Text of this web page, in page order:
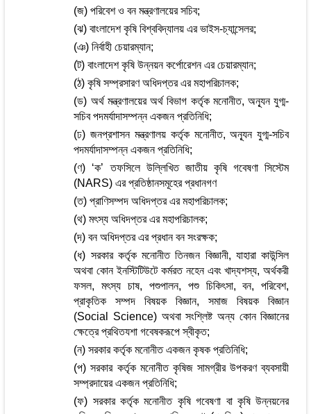
(জ) পরিবেশ ও বন মন্ত্রণালয়ের সচিব;
(ঝ) বাংলাদেশ কৃষি বিশ্ববিদ্যালয় এর ভাইস-চ্যান্সেলর;
(ঞ) নির্বাহী চেয়ারম্যান;
(ট) বাংলাদেশ কৃষি উন্নয়ন কর্পোরেশন এর চেয়ারম্যান;
(ঠ) কৃষি সম্প্রসারণ অধিদপ্তর এর মহাপরিচালক;
(ড) অর্থ মন্ত্রণালয়ের অর্থ বিভাগ কর্তৃক মনোনীত, অন্যূন যুগ্ম-
সচিব পদমর্যাদাসম্পন্ন একজন প্রতিনিধি;
(ঢ) জনপ্রশাসন মন্ত্রণালয় কর্তৃক মনোনীত, অন্যূন যুগ্ম-সচিব
পদমর্যাদাসম্পন্ন একজন প্রতিনিধি;
(ণ) ‘ক’ তফসিলে উল্লিখিত জাতীয় কৃষি গবেষণা সিস্টেম
(NARS) এর প্রতিষ্ঠানসমূহের প্রধানগণ
(ত) প্রাণিসম্পদ অধিদপ্তর এর মহাপরিচালক;
(থ) মৎস্য অধিদপ্তর এর মহাপরিচালক;
(দ) বন অধিদপ্তর এর প্রধান বন সংরক্ষক;
(ধ) সরকার কর্তৃক মনোনীত তিনজন বিজ্ঞানী, যাহারা কাউন্সিল
অথবা কোন ইনস্টিটিউটে কর্মরত নহেন এবং খাদ্যশস্য, অর্থকরী
ফসল, মৎস্য চাষ, পশুপালন, পশু চিকিৎসা, বন, পরিবেশ,
প্রাকৃতিক সম্পদ বিষয়ক বিজ্ঞান, সমাজ বিষয়ক বিজ্ঞান
(Social Science) অথবা সংশ্লিষ্ট অন্য কোন বিজ্ঞানের
ক্ষেত্রে প্রথিতযশা গবেষকরূপে স্বীকৃত;
(ন) সরকার কর্তৃক মনোনীত একজন কৃষক প্রতিনিধি;
(প) সরকার কর্তৃক মনোনীত কৃষিজ সামগ্রীর উপকরণ ব্যবসায়ী
সম্প্রদায়ের একজন প্রতিনিধি;
(ফ) সরকার কর্তৃক মনোনীত কৃষি গবেষণা বা কৃষি উন্নয়নের